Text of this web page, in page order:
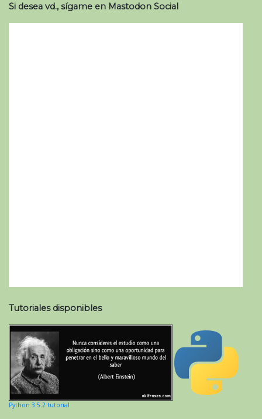
Si desea vd., sígame en Mastodon Social
Tutoriales disponibles
Python 3.5.2 tutorial